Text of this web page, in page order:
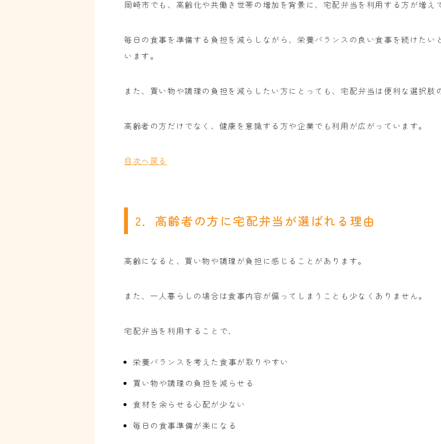
岡崎市でも、高齢化や共働き世帯の増加を背景に、宅配弁当を利用する方が増え
毎日の食事を準備する負担を減らしながら、栄養バランスの良い食事を続けたい
います。
また、買い物や調理の負担を減らしたい方にとっても、宅配弁当は便利な選択肢
高齢者の方だけでなく、健康を意識する方や企業でも利用が広がっています。
目次へ戻る
2．高齢者の方に宅配弁当が選ばれる理由
高齢になると、買い物や調理が負担に感じることがあります。
また、一人暮らしの場合は食事内容が偏ってしまうことも少なくありません。
宅配弁当を利用することで、
栄養バランスを考えた食事が取りやすい
買い物や調理の負担を減らせる
食材を余らせる心配が少ない
毎日の食事準備が楽になる